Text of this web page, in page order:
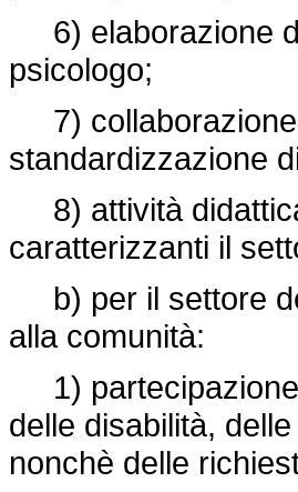
6) elaborazione
psicologo;
7) collaborazione
standardizzazione
8) attività
caratterizzanti il
b) per il settore
alla comunità:
1) partecipazione
delle disabilità,
nonchè delle